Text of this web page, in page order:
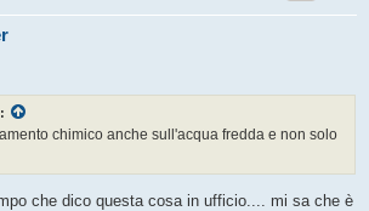
chimico anche sull'acqua fredda e non solo
che dico questa cosa in ufficio.... mi sa che è